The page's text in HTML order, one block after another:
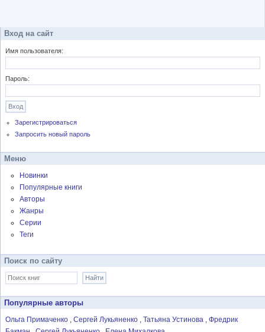
Вход на сайт
Имя пользователя:
Пароль:
Зарегистрироваться
Запросить новый пароль
Меню
Новинки
Популярные книги
Авторы
Жанры
Серии
Теги
Поиск по сайту
Популярные авторы
Ольга Примаченко Сергей Лукьяненко Татьяна Устинова
Фредрик